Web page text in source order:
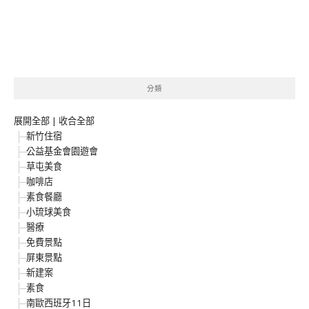
分類
展開全部 | 收合全部
新竹住宿
公益基金會園遊會
草屯美食
咖啡店
素食餐廳
小琉球美食
醫療
免費景點
屏東景點
新建案
素食
南歐西班牙11日